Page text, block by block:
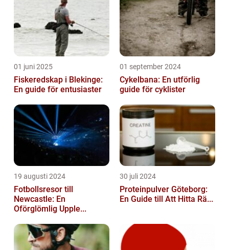
01 juni 2025
Fiskeredskap i Blekinge:
En guide för entusiaster
01 september 2024
Cykelbana: En utförlig
guide för cyklister
19 augusti 2024
Fotbollsresor till
Newcastle: En
Oförglömlig Upple...
30 juli 2024
Proteinpulver Göteborg:
En Guide till Att Hitta Rä...